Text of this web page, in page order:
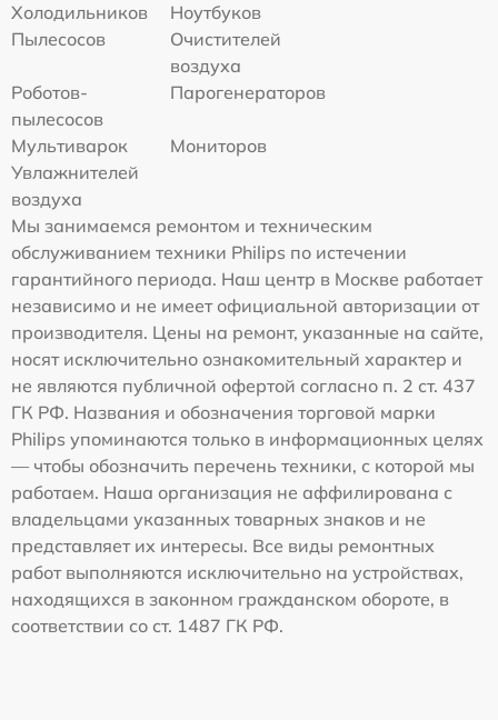
Холодильников
Ноутбуков
Пылесосов
Очистителей
воздуха
Роботов-
пылесосов
Парогенераторов
Мультиварок
Мониторов
Увлажнителей
воздуха
Мы занимаемся ремонтом и техническим
обслуживанием техники Philips по истечении
гарантийного периода. Наш центр в Москве работает
независимо и не имеет официальной авторизации от
производителя. Цены на ремонт, указанные на сайте,
носят исключительно ознакомительный характер и
не являются публичной офертой согласно п. 2 ст. 437
ГК РФ. Названия и обозначения торговой марки
Philips упоминаются только в информационных целях
— чтобы обозначить перечень техники, с которой мы
работаем. Наша организация не аффилирована с
владельцами указанных товарных знаков и не
представляет их интересы. Все виды ремонтных
работ выполняются исключительно на устройствах,
находящихся в законном гражданском обороте, в
соответствии со ст. 1487 ГК РФ.